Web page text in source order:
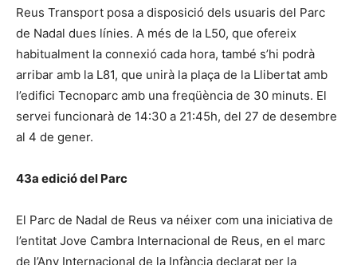
Reus Transport posa a disposició dels usuaris del Parc
de Nadal dues línies. A més de la L50, que ofereix
habitualment la connexió cada hora, també s’hi podrà
arribar amb la L81, que unirà la plaça de la Llibertat amb
l’edifici Tecnoparc amb una freqüència de 30 minuts. El
servei funcionarà de 14:30 a 21:45h, del 27 de desembre
al 4 de gener.
43a edició del Parc
El Parc de Nadal de Reus va néixer com una iniciativa de
l’entitat Jove Cambra Internacional de Reus, en el marc
de l’Any Internacional de la Infància declarat per la